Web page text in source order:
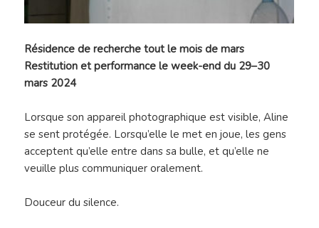
Résidence de recherche tout le mois de mars
Restitution et performance le week-end du 29–30
mars 2024
Lorsque son appareil photographique est visible, Aline
se sent protégée. Lorsqu’elle le met en joue, les gens
acceptent qu’elle entre dans sa bulle, et qu’elle ne
veuille plus communiquer oralement.
Douceur du silence.